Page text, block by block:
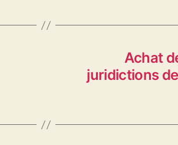
Achat
juridictions